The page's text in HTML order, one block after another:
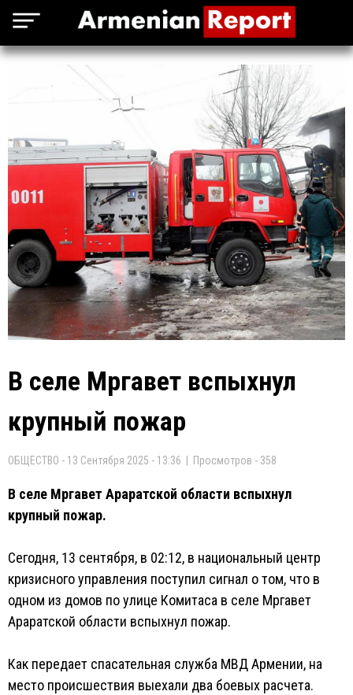
В селе Мргавет вспыхнул
крупный пожар
ОБЩЕСТВО - 13 Сентября 2025 - 13:36 | Просмотров - 358
В селе Мргавет Араратской области вспыхнул
крупный пожар.
Сегодня, 13 сентября, в 02:12, в национальный центр
кризисного управления поступил сигнал о том, что в
одном из домов по улице Комитаса в селе Мргавет
Араратской области вспыхнул пожар.
Как передает спасательная служба МВД Армении, на
место происшествия выехали два боевых расчета.